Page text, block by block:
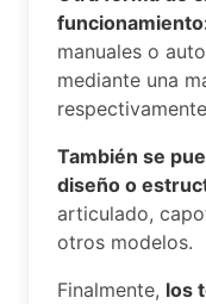
manuales o
mediante una
También se
diseño o
articulado,
otros modelos.
Finalmente, los